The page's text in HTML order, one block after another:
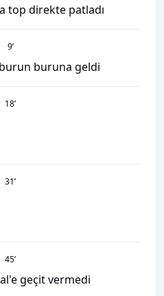
top direkte patladı
9’
buruna geldi
18’
31’
45’
geçit vermedi